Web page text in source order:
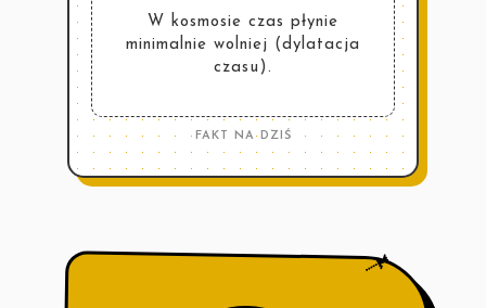
W kosmosie czas płynie
minimalnie wolniej (dylatacja
czasu).
FAKT NA DZIŚ
📌